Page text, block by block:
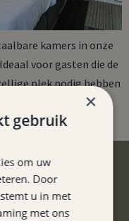
kamers in onze
voor gasten die de
plek nodig hebben
en authentieke
Limburg. U bereikt
in no-time.
×
gebruik
om uw
Door
u in met
met ons